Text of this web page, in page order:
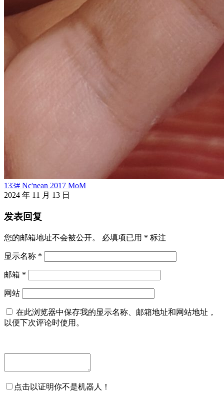
133# Nc'nean 2017 MoM
2024 年 11 月 13 日
发表回复
您的邮箱地址不会被公开。 必填项已用 * 标注
显示名称 *
邮箱 *
网站
在此浏览器中保存我的显示名称、邮箱地址和网站地址，
以便下次评论时使用。
点击以证明你不是机器人！